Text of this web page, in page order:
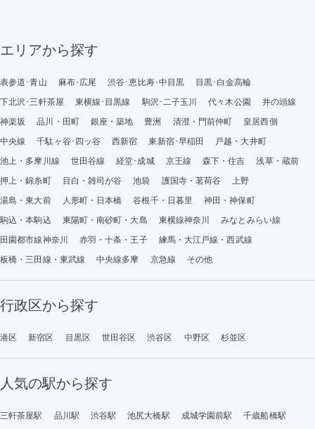
エリアから探す
表参道･青山 麻布･広尾 渋谷･恵比寿･中目黒
目黒･白金高輪
下北沢･三軒茶屋
東横線･目黒線 駒沢･二子玉川 代々木公園
井の頭線
神楽坂
品川・田町 銀座・築地 豊洲 清澄・門前仲町
皇居西側
中央線
千駄ヶ谷･四ッ谷 西新宿 東新宿･早稲田
戸越・大井町
池上・多摩川線
世田谷線 経堂･成城 京王線 森下・住吉
浅草・蔵前
押上・錦糸町
目白・雑司が谷 池袋 護国寺・茗荷谷
上野
湯島・東大前
人形町・日本橋 谷根千・日暮里
神田・神保町
駒込・本駒込
東陽町・南砂町・大島 東横線神奈川
みなとみらい線
田園都市線神奈川
赤羽・十条・王子
練馬・大江戸線・西武線
板橋・三田線・東武線
中央線多摩 京急線 その他
行政区から探す
港区 新宿区 目黒区 世田谷区 渋谷区 中野区 杉並区
人気の駅から探す
三軒茶屋駅 品川駅 渋谷駅 池尻大橋駅 成城学園前駅
千歳船橋駅